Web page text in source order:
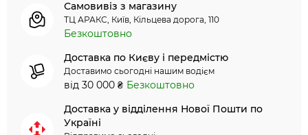
Самовивіз з магазину
ТЦ АРАКС, Київ, Кільцева дорога, 110
Безкоштовно
Доставка по Києву і передмістю
Доставимо сьогодні нашим водієм
від 30 000 ₴ Безкоштовно
Доставка у відділення Нової Пошти по
Україні